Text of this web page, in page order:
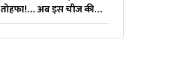
तोहफा!… अब इस चीज की
खरीदी पर सरकार देगी 70
प्रतिशत की छूट, जानिए कैसे